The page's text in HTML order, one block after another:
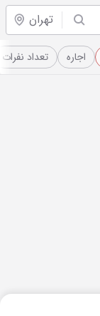
تهران
اجاره تعداد نفرات